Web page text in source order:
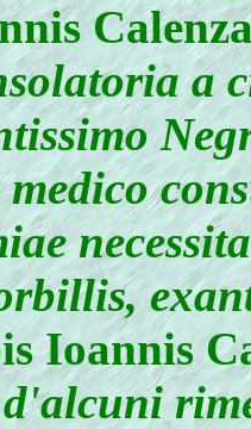
a
Ioannis